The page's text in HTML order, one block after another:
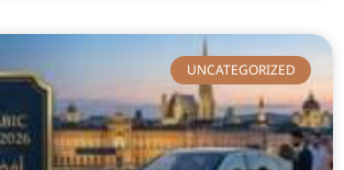
UNCATEGORIZED